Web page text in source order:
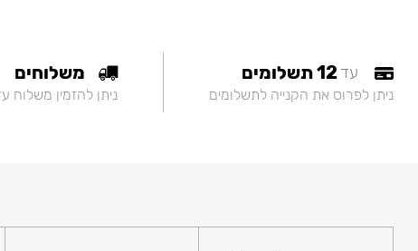
עד12 תשלומים
ניתן לפרוס את הקנייה לתשלומים
משלוחים
ניתן להזמין משלוח